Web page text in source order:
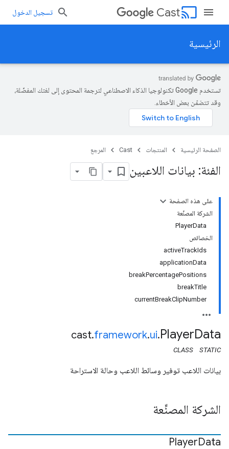
cast
Cast تسجيل الدخول
الرئيسية
تستخدم Google تكنولوجيا الذكاء الاصطناعي لترجمة المحتوى إلى لغتك المفضّلة،
وقد تتضمّن بعض الأخطاء.
الصفحة الرئيسية المنتجات Cast المرجع
الفئة: بيانات اللاعبين
على هذه الصفحة
الشركة المصنِّعة
PlayerData
الخصائص
activeTrackIds
applicationData
breakPercentagePositions
breakTitle
currentBreakClipNumber
cast.framework.ui.PlayerData
CLASS STATIC
بيانات اللاعب توفير وسائط اللاعب وحالة الاستراحة
الشركة المصنِّعة
PlayerData